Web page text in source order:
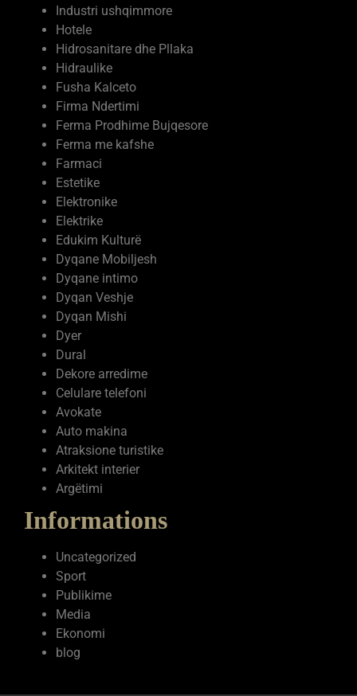
Hidrosanitare dhe Pllaka
Hidraulike
Fusha Kalceto
Firma Ndertimi
Ferma Prodhime Bujqesore
Ferma me kafshe
Farmaci
Estetike
Elektronike
Elektrike
Edukim Kulturë
Dyqane Mobiljesh
Dyqane intimo
Dyqan Veshje
Dyqan Mishi
Dyer
Dural
Dekore arredime
Celulare telefoni
Avokate
Auto makina
Atraksione turistike
Arkitekt interier
Argëtimi
Informations
Uncategorized
Publikime
Media
Ekonomi
blog